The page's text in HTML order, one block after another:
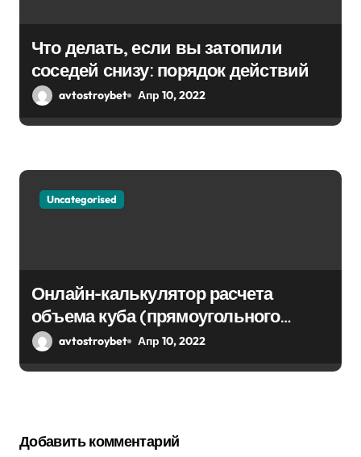
Что делать, если вы затопили
соседей снизу: порядок действий
avtostroybet Апр 10, 2022
Uncategorised
Онлайн-калькулятор расчета
объема куба (прямоугольного
парралепипеда)
avtostroybet Апр 10, 2022
Добавить комментарий